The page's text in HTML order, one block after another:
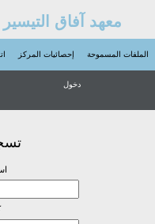
معهد آفاق التيسير
الملفات المسموحة إحصائيات المركز
دخول